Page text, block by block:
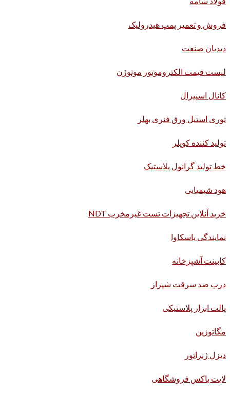
فروش و تعمیر پمپ هیدرولیک
دیدبان صنعت
لیست قیمت الکتروموتور موتوژن
کانال اسپیرال
توری استیل ورق فنری بهلر
تولید کننده کوپلر
خط تولید گرانول پلاستیک
هود شیمیایی
خرید آنلاین تجهیزات تست غیرمخرب NDT
نمایندگی یاسکاوا
کابینت آشپزخانه
درب ضد سرقت شیراز
پالت ابزار پلاستیکی
مگاتوزین
دیزل ژنراتور
لایت باکس فروشگاهی